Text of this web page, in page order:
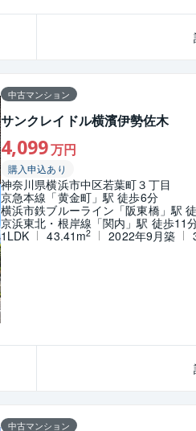
中古マンション
サンクレイドル横濱伊勢佐木
4,099万円
購入申込あり
神奈川県横浜市中区若葉町３丁目
京急本線「黄金町」駅 徒歩6分
横浜市鉄ブルーライン「阪東橋」駅
京浜東北・根岸線「関内」駅 徒歩11
1LDK
43.41m2 2022年9月築
中古マンション